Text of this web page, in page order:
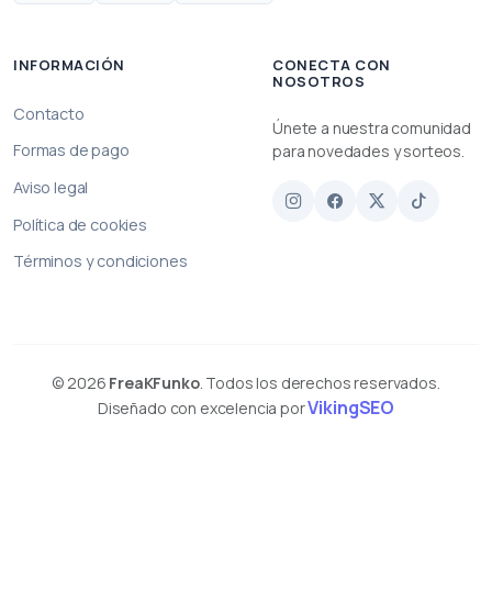
INFORMACIÓN
Contacto
Formas de pago
Aviso legal
Política de cookies
Términos y condiciones
CONECTA CON
NOSOTROS
Únete a nuestra comunidad
para novedades y sorteos.
© 2026 FreaKFunko. Todos los derechos reservados.
Diseñado con excelencia porVikingSEO